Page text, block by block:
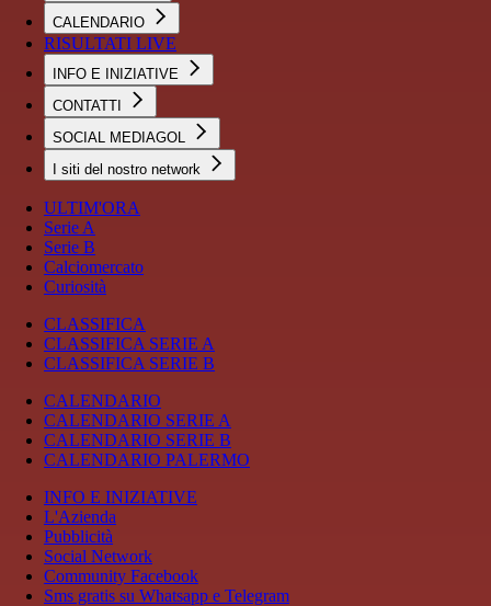
CALENDARIO
RISULTATI LIVE
INFO E INIZIATIVE
CONTATTI
SOCIAL MEDIAGOL
I siti del nostro network
ULTIM'ORA
Serie A
Serie B
Calciomercato
Curiosità
CLASSIFICA
CLASSIFICA SERIE A
CLASSIFICA SERIE B
CALENDARIO
CALENDARIO SERIE A
CALENDARIO SERIE B
CALENDARIO PALERMO
INFO E INIZIATIVE
L'Azienda
Pubblicità
Social Network
Community Facebook
Sms gratis su Whatsapp e Telegram